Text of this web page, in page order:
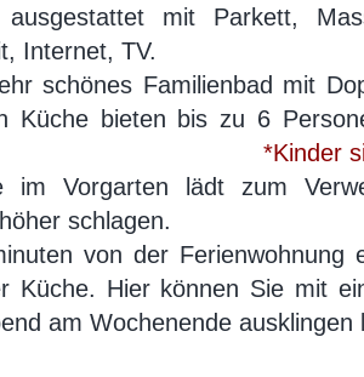
mit Parkett,
Internet, TV.
schönes Familienbad mit
Küche bieten bis zu 6
sind bei uns
im Vorgarten lädt zum
schlagen.
von der
Küche. Hier können Sie mit
am Wochenende ausklingen